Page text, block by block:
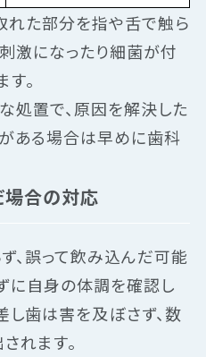
れた部分を指や舌で触ら
激になったり細菌が付
。
処置で、原因を解決した
ある場合は早めに歯科
合の対応
、誤って飲み込んだ可能
に自身の体調を確認し
し歯は害を及ぼさず、数
れます。